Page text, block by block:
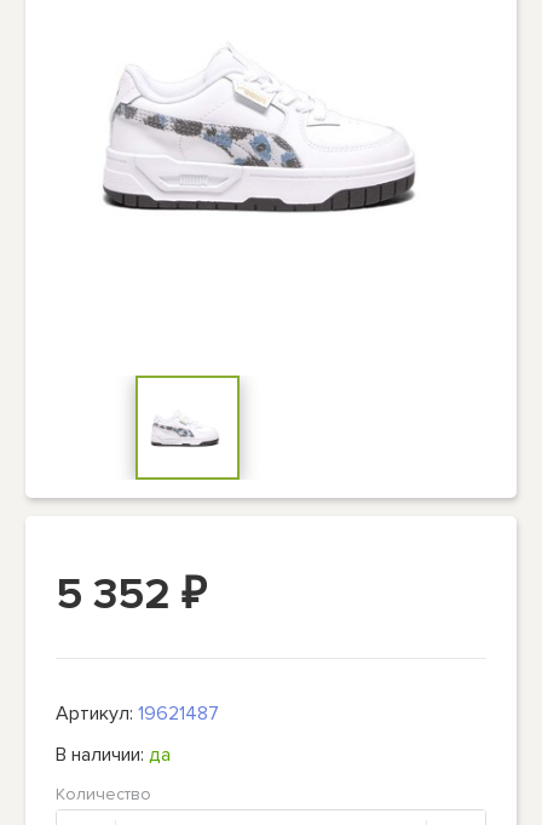
5 352₽
Артикул:19621487
В наличии:да
Количество